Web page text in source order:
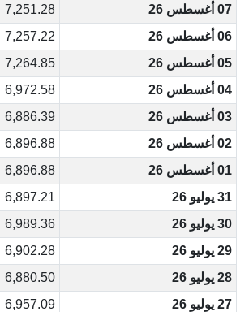
07 أغسطس 26
7,251.28
06 أغسطس 26
7,257.22
05 أغسطس 26
7,264.85
04 أغسطس 26
6,972.58
03 أغسطس 26
6,886.39
02 أغسطس 26
6,896.88
01 أغسطس 26
6,896.88
31 يوليو 26
6,897.21
30 يوليو 26
6,989.36
29 يوليو 26
6,902.28
28 يوليو 26
6,880.50
27 يوليو 26
6,957.09